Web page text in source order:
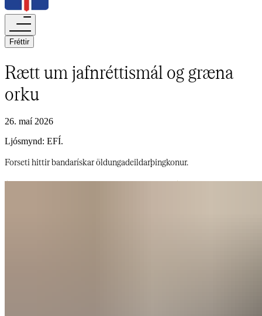
Fréttir​​​​‌ ‍ ​‍​‍‌‍ ‌ ​‍‌‍‍‌‌‍‌ ‌‍‍‌‌‍ ‍​‍​‍​ ‍‍​‍​‍‌ ​ ‌‍​‌‌‍ ‍‌‍‍‌‌ ‌​‌ ‍‌​‍ ‍‌‍‍‌‌‍ ​‍​‍​‍ ​​‍​‍‌‍‍​‌ ​‍‌‍‌‌‌‍‌‍​‍​‍​ ‍‍​‍​‍‌‍‍​‌ ‌​‌ ‌​‌ ​​‌ ​ ​‍ ​‍ ‌‍‌‍‌‍ ‌ ​‍‌ ​ ‌‍‌‌‌ ‌​‌‍‍‌​‍ ‌‌‍‍‌‌ ​ ‌‍ ​‌‍​‌‌‍ ‍‌‍‌​‌ ​ ​‍ ‍‌ ‌‍‌‍‌‌‌ ​‍‌‍​ ‌‍‌‌‌‍ ​​‍ ‍‌‍​‌‌ ​​‌ ​​​‍ ‌ ​ ‌ ‌​‌ ‌‌‌‍‌​‌‍‍‌‌‍ ​‍ ‌‍‍‌‌‍ ‍‌ ‌​‌‍‌‌‌‍ ‍‌ ‌​​‍ ‌‍‌‌‌‍‌​‌‍‍‌‌ ‌​​‍ ‌‍ ‌‌‍ ‌‍‌​‌‍‌‌​ ‌‌ ​​‌ ​‍‌‍‌‌‌ ​ ‌‍‌‌‌‍ ‍‌ ‌​‌‍​‌‌ ‌​‌‍‍‌‌‍ ‌‍ ‍​ ‍ ‌‍‍‌‌‍‌​​ ‌‌‍​‌‌‍‌‍​ ‌‍‌‍‌‌​ ‌‌‌‍​ ​ ​​​ ‌ ​‍ ‌‌‍​ ​ ‌‍‌‍‌‌​ ‍‌​‍ ‌​ ‌​​ ‌‍​ ‍‌​ ​ ​‍ ‌​ ‍‌​ ​ ​ ​​‌‍‌‌​‍ ‌​ ‍‌​ ​‌​ ​​‌‍‌​‌‍‌‌‌‍‌‌​ ‌‍‌‍‌‌​ ​ ‌‍‌‍‌‍​ ​ ‌‍​ ‍ ‌ ‌​‌ ‍‌‌ ​​‌‍‌‌​ ‌‌ ‌​‌‍​‌‌‍‌ ​ ‍ ‌ ​​‌‍​‌‌ ‌​‌‍‍​​ ‌‌ ‌​‌‍‍‌‌ ‌​‌‍ ​‌‍‌‌​ ‌‍​‍‌‍​‌‌ ​ ‌‍‌‌‌‌‌‌‌ ​‍‌‍ ​​ ‌‌‍‍​‌ ‌​‌ ‌​‌ ​​‌ ​ ​‍‌‌​ ​‍‌​‌‍​‍‌‌​ ​‍‌​‌‍‌‍‌‍‌‍ ‌ ​‍‌ ​ ‌‍‌‌‌ ‌​‌‍‍‌​‍ ‌‌‍‍‌‌ ​ ‌‍ ​‌‍​‌‌‍ ‍‌‍‌​‌ ​ ​‍ ‍‌ ‌‍‌‍‌‌‌ ​‍‌‍​ ‌‍‌‌‌‍ ​​‍ ‍‌‍​‌‌ ​​‌ ​​​‍‌‌​ ​‍‌​‌‍‌ ​ ‌ ‌​‌ ‌‌‌‍‌​‌‍‍‌‌‍ ​‍‌‍‌‍‍‌‌‍‌​​ ‌‌‍​‌‌‍‌‍​ ‌‍‌‍‌‌​ ‌‌‌‍​ ​ ​​​ ‌ ​‍ ‌‌‍​ ​ ‌‍‌‍‌‌​ ‍‌​‍ ‌​ ‌​​ ‌‍​ ‍‌​ ​ ​‍ ‌​ ‍‌​ ​ ​ ​​‌‍‌‌​‍ ‌​ ‍‌​ ​‌​ ​​‌‍‌​‌‍‌‌‌‍‌‌​ ‌‍‌‍‌‌​ ​ ‌‍‌‍‌‍​ ​ ‌‍​‍‌‍‌ ‌​‌ ‍‌‌ ​​‌‍‌‌​ ‌‌ ‌​‌‍​‌‌‍‌ ​‍‌‍‌ ​​‌‍​‌‌ ‌​‌‍‍​​ ‌‌ ‌​‌‍‍‌‌ ‌​‌‍ ​‌‍‌‌​‍‌‍‌ ​​‌‍‌‌‌ ​‍‌ ​ ‌ ​​‌‍‌‌‌‍​ ‌ ‌​‌‍‍‌‌ ‌‍‌‍‌‌​ ‌‌ ​​‌ ‌‌‌‍​‍‌‍ ​‌‍‍‌‌ ​ ‌‍‍​‌‍‌‌‌‍‌​​‍​‍‌ ‌
Rætt um jafnréttismál og græna
orku​​​​‌ ‍ ​‍​‍‌‍ ‌ ​‍‌‍‍‌‌‍‌ ‌‍‍‌‌‍ ‍​‍​‍​ ‍‍​‍​‍‌ ​ ‌‍​‌‌‍ ‍‌‍‍‌‌ ‌​‌ ‍‌​‍ ‍‌‍‍‌‌‍ ​‍​‍​‍ ​​‍​‍‌‍‍​‌ ​‍‌‍‌‌‌‍‌‍​‍​‍​ ‍‍​‍​‍‌‍‍​‌ ‌​‌ ‌​‌ ​​‌ ​ ​‍ ​‍ ‌‍‌‍‌‍ ‌ ​‍‌ ​ ‌‍‌‌‌ ‌​‌‍‍‌​‍ ‌‌‍‍‌‌ ​ ‌‍ ​‌‍​‌‌‍ ‍‌‍‌​‌ ​ ​‍ ‍‌ ‌‍‌‍‌‌‌ ​‍‌‍​ ‌‍‌‌‌‍ ​​‍ ‍‌‍​‌‌ ​​‌ ​​​‍ ‌ ​ ‌ ‌​‌ ‌‌‌‍‌​‌‍‍‌‌‍ ​‍ ‌‍‍‌‌‍ ‍‌ ‌​‌‍‌‌‌‍ ‍‌ ‌​​‍ ‌‍‌‌‌‍‌​‌‍‍‌‌ ‌​​‍ ‌‍ ‌‌‍ ‌‍‌​‌‍‌‌​ ‌‌ ​​‌ ​‍‌‍‌‌‌ ​ ‌‍‌‌‌‍ ‍‌ ‌​‌‍​‌‌ ‌​‌‍‍‌‌‍ ‌‍ ‍​ ‍ ‌‍‍‌‌‍‌​​ ‌​ ‍​​ ‍​​ ‌‌‌‍‌‍​ ​ ‌‍​‍‌‍‌​‌‍​‌​‍ ‌​ ​‌​ ​‌​ ‌‍​ ​ ​‍ ‌​ ‌​‌‍‌‌​ ​ ‌‍‌‍​‍ ‌‌‍​‍‌‍​‍​ ​‍‌‍​‌​‍ ‌‌‍​ ​ ​​​ ‍‌​ ​‍‌‍‌​​ ‌ ‌‍​ ‌‍‌​​ ‌‍​ ‌‌​ ​‌‌‍​‍​ ‍ ‌ ‌​‌ ‍‌‌ ​​‌‍‌‌​ ‌‌‍ ‍‌‍‌‌‌ ‌ ‌ ​ ​ ‍ ‌ ​​‌‍​‌‌ ‌​‌‍‍​​ ‌‌ ‌​‌‍‍‌‌ ‌​‌‍ ​‌‍‌‌​ ‌‍​‍‌‍​‌‌ ​ ‌‍‌‌‌‌‌‌‌ ​‍‌‍ ​​ ‌‌‍‍​‌ ‌​‌ ‌​‌ ​​‌ ​ ​‍‌‌​ ​‍‌​‌‍​‍‌‌​ ​‍‌​‌‍‌‍‌‍‌‍ ‌ ​‍‌ ​ ‌‍‌‌‌ ‌​‌‍‍‌​‍ ‌‌‍‍‌‌ ​ ‌‍ ​‌‍​‌‌‍ ‍‌‍‌​‌ ​ ​‍ ‍‌ ‌‍‌‍‌‌‌ ​‍‌‍​ ‌‍‌‌‌‍ ​​‍ ‍‌‍​‌‌ ​​‌ ​​​‍‌‌​ ​‍‌​‌‍‌ ​ ‌ ‌​‌ ‌‌‌‍‌​‌‍‍‌‌‍ ​‍‌‍‌‍‍‌‌‍‌​​ ‌​ ‍​​ ‍​​ ‌‌‌‍‌‍​ ​ ‌‍​‍‌‍‌​‌‍​‌​‍ ‌​ ​‌​ ​‌​ ‌‍​ ​ ​‍ ‌​ ‌​‌‍‌‌​ ​ ‌‍‌‍​‍ ‌‌‍​‍‌‍​‍​ ​‍‌‍​‌​‍ ‌‌‍​ ​ ​​​ ‍‌​ ​‍‌‍‌​​ ‌ ‌‍​ ‌‍‌​​ ‌‍​ ‌‌​ ​‌‌‍​‍​‍‌‍‌ ‌​‌ ‍‌‌ ​​‌‍‌‌​ ‌‌‍ ‍‌‍‌‌‌ ‌ ‌ ​ ​‍‌‍‌ ​​‌‍​‌‌ ‌​‌‍‍​​ ‌‌ ‌​‌‍‍‌‌ ‌​‌‍ ​‌‍‌‌​‍‌‍‌ ​​‌‍‌‌‌ ​‍‌ ​ ‌ ​​‌‍‌‌‌‍​ ‌ ‌​‌‍‍‌‌ ‌‍‌‍‌‌​ ‌‌ ​​‌ ‌‌‌‍​‍‌‍ ​‌‍‍‌‌ ​ ‌‍‍​‌‍‌‌‌‍‌​​‍​‍‌ ‌
26. maí 2026
Ljósmynd: EFÍ.​​​​‌ ‍ ​‍​‍‌‍ ‌ ​‍‌‍‍‌‌‍‌ ‌‍‍‌‌‍ ‍​‍​‍​ ‍‍​‍​‍‌ ​ ‌‍​‌‌‍ ‍‌‍‍‌‌ ‌​‌ ‍‌​‍ ‍‌‍‍‌‌‍ ​‍​‍​‍ ​​‍​‍‌‍‍​‌ ​‍‌‍‌‌‌‍‌‍​‍​‍​ ‍‍​‍​‍‌‍‍​‌ ‌​‌ ‌​‌ ​​‌ ​ ​‍ ​‍ ‌‍‌‍‌‍ ‌ ​‍‌ ​ ‌‍‌‌‌ ‌​‌‍‍‌​‍ ‌‌‍‍‌‌ ​ ‌‍ ​‌‍​‌‌‍ ‍‌‍‌​‌ ​ ​‍ ‍‌ ‌‍‌‍‌‌‌ ​‍‌‍​ ‌‍‌‌‌‍ ​​‍ ‍‌‍​‌‌ ​​‌ ​​​‍ ‌ ​ ‌ ‌​‌ ‌‌‌‍‌​‌‍‍‌‌‍ ​‍ ‌‍‍‌‌‍ ‍‌ ‌​‌‍‌‌‌‍ ‍‌ ‌​​‍ ‌‍‌‌‌‍‌​‌‍‍‌‌ ‌​​‍ ‌‍ ‌‌‍ ‌‍‌​‌‍‌‌​ ‌‌ ​​‌ ​‍‌‍‌‌‌ ​ ‌‍‌‌‌‍ ‍‌ ‌​‌‍​‌‌ ‌​‌‍‍‌‌‍ ‌‍ ‍​ ‍ ‌‍‍‌‌‍‌​​ ‌​ ‍​​ ‍​​ ‌‌‌‍‌‍​ ​ ‌‍​‍‌‍‌​‌‍​‌​‍ ‌​ ​‌​ ​‌​ ‌‍​ ​ ​‍ ‌​ ‌​‌‍‌‌​ ​ ‌‍‌‍​‍ ‌‌‍​‍‌‍​‍​ ​‍‌‍​‌​‍ ‌‌‍​ ​ ​​​ ‍‌​ ​‍‌‍‌​​ ‌ ‌‍​ ‌‍‌​​ ‌‍​ ‌‌​ ​‌‌‍​‍​ ‍ ‌ ‌​‌ ‍‌‌ ​​‌‍‌‌​ ‌‌‍ ‍‌‍‌‌‌ ‌ ‌ ​ ​ ‍ ‌ ​​‌‍​‌‌ ‌​‌‍‍​​ ‌‌‍‍‌‌‍ ‌‌‍​‌‌‍‌ ‌‍‌‌‌​​ ‌ ​‍‌‍‌‌‌‍‌​‌‍‍‌‌ ‌​‌ ​ ​ ‌‍​‍‌‍​‌‌ ​ ‌‍‌‌‌‌‌‌‌ ​‍‌‍ ​​ ‌‌‍‍​‌ ‌​‌ ‌​‌ ​​‌ ​ ​‍‌‌​ ​‍‌​‌‍​‍‌‌​ ​‍‌​‌‍‌‍‌‍‌‍ ‌ ​‍‌ ​ ‌‍‌‌‌ ‌​‌‍‍‌​‍ ‌‌‍‍‌‌ ​ ‌‍ ​‌‍​‌‌‍ ‍‌‍‌​‌ ​ ​‍ ‍‌ ‌‍‌‍‌‌‌ ​‍‌‍​ ‌‍‌‌‌‍ ​​‍ ‍‌‍​‌‌ ​​‌ ​​​‍‌‌​ ​‍‌​‌‍‌ ​ ‌ ‌​‌ ‌‌‌‍‌​‌‍‍‌‌‍ ​‍‌‍‌‍‍‌‌‍‌​​ ‌​ ‍​​ ‍​​ ‌‌‌‍‌‍​ ​ ‌‍​‍‌‍‌​‌‍​‌​‍ ‌​ ​‌​ ​‌​ ‌‍​ ​ ​‍ ‌​ ‌​‌‍‌‌​ ​ ‌‍‌‍​‍ ‌‌‍​‍‌‍​‍​ ​‍‌‍​‌​‍ ‌‌‍​ ​ ​​​ ‍‌​ ​‍‌‍‌​​ ‌ ‌‍​ ‌‍‌​​ ‌‍​ ‌‌​ ​‌‌‍​‍​‍‌‍‌ ‌​‌ ‍‌‌ ​​‌‍‌‌​ ‌‌‍ ‍‌‍‌‌‌ ‌ ‌ ​ ​‍‌‍‌ ​​‌‍​‌‌ ‌​‌‍‍​​ ‌‌‍‍‌‌‍ ‌‌‍​‌‌‍‌ ‌‍‌‌‌​​ ‌ ​‍‌‍‌‌‌‍‌​‌‍‍‌‌ ‌​‌ ​ ​‍‌‍‌ ​​‌‍‌‌‌ ​‍‌ ​ ‌ ​​‌‍‌‌‌‍​ ‌ ‌​‌‍‍‌‌ ‌‍‌‍‌‌​ ‌‌ ​​‌ ‌‌‌‍​‍‌‍ ​‌‍‍‌‌ ​ ‌‍‍​‌‍‌‌‌‍‌​​‍​‍‌ ‌
Forseti hittir bandarískar öldungadeildarþingkonur.​​​​‌ ‍ ​‍​‍‌‍ ‌ ​‍‌‍‍‌‌‍‌ ‌‍‍‌‌‍ ‍​‍​‍​ ‍‍​‍​‍‌ ​ ‌‍​‌‌‍ ‍‌‍‍‌‌ ‌​‌ ‍‌​‍ ‍‌‍‍‌‌‍ ​‍​‍​‍ ​​‍​‍‌‍‍​‌ ​‍‌‍‌‌‌‍‌‍​‍​‍​ ‍‍​‍​‍‌‍‍​‌ ‌​‌ ‌​‌ ​​‌ ​ ​‍ ​‍ ‌‍‌‍‌‍ ‌ ​‍‌ ​ ‌‍‌‌‌ ‌​‌‍‍‌​‍ ‌‌‍‍‌‌ ​ ‌‍ ​‌‍​‌‌‍ ‍‌‍‌​‌ ​ ​‍ ‍‌ ‌‍‌‍‌‌‌ ​‍‌‍​ ‌‍‌‌‌‍ ​​‍ ‍‌‍​‌‌ ​​‌ ​​​‍ ‌ ​ ‌ ‌​‌ ‌‌‌‍‌​‌‍‍‌‌‍ ​‍ ‌‍‍‌‌‍ ‍‌ ‌​‌‍‌‌‌‍ ‍‌ ‌​​‍ ‌‍‌‌‌‍‌​‌‍‍‌‌ ‌​​‍ ‌‍ ‌‌‍ ‌‍‌​‌‍‌‌​ ‌‌ ​​‌ ​‍‌‍‌‌‌ ​ ‌‍‌‌‌‍ ‍‌ ‌​‌‍​‌‌ ‌​‌‍‍‌‌‍ ‌‍ ‍​ ‍ ‌‍‍‌‌‍‌​​ ‌​ ‍​​ ‍​​ ‌‌‌‍‌‍​ ​ ‌‍​‍‌‍‌​‌‍​‌​‍ ‌​ ​‌​ ​‌​ ‌‍​ ​ ​‍ ‌​ ‌​‌‍‌‌​ ​ ‌‍‌‍​‍ ‌‌‍​‍‌‍​‍​ ​‍‌‍​‌​‍ ‌‌‍​ ​ ​​​ ‍‌​ ​‍‌‍‌​​ ‌ ‌‍​ ‌‍‌​​ ‌‍​ ‌‌​ ​‌‌‍​‍​ ‍ ‌ ‌​‌ ‍‌‌ ​​‌‍‌‌​ ‌‌‍ ‍‌‍‌‌‌ ‌ ‌ ​ ​ ‍ ‌ ​​‌‍​‌‌ ‌​‌‍‍​​ ‌‌‍‌​‌‍‌‌‌ ​ ‌‍​ ‌ ​‍‌‍‍‌‌ ​​‌ ‌​‌‍‍‌‌‍ ‌‍ ‍​ ‌‍​‍‌‍​‌‌ ​ ‌‍‌‌‌‌‌‌‌ ​‍‌‍ ​​ ‌‌‍‍​‌ ‌​‌ ‌​‌ ​​‌ ​ ​‍‌‌​ ​‍‌​‌‍​‍‌‌​ ​‍‌​‌‍‌‍‌‍‌‍ ‌ ​‍‌ ​ ‌‍‌‌‌ ‌​‌‍‍‌​‍ ‌‌‍‍‌‌ ​ ‌‍ ​‌‍​‌‌‍ ‍‌‍‌​‌ ​ ​‍ ‍‌ ‌‍‌‍‌‌‌ ​‍‌‍​ ‌‍‌‌‌‍ ​​‍ ‍‌‍​‌‌ ​​‌ ​​​‍‌‌​ ​‍‌​‌‍‌ ​ ‌ ‌​‌ ‌‌‌‍‌​‌‍‍‌‌‍ ​‍‌‍‌‍‍‌‌‍‌​​ ‌​ ‍​​ ‍​​ ‌‌‌‍‌‍​ ​ ‌‍​‍‌‍‌​‌‍​‌​‍ ‌​ ​‌​ ​‌​ ‌‍​ ​ ​‍ ‌​ ‌​‌‍‌‌​ ​ ‌‍‌‍​‍ ‌‌‍​‍‌‍​‍​ ​‍‌‍​‌​‍ ‌‌‍​ ​ ​​​ ‍‌​ ​‍‌‍‌​​ ‌ ‌‍​ ‌‍‌​​ ‌‍​ ‌‌​ ​‌‌‍​‍​‍‌‍‌ ‌​‌ ‍‌‌ ​​‌‍‌‌​ ‌‌‍ ‍‌‍‌‌‌ ‌ ‌ ​ ​‍‌‍‌ ​​‌‍​‌‌ ‌​‌‍‍​​ ‌‌‍‌​‌‍‌‌‌ ​ ‌‍​ ‌ ​‍‌‍‍‌‌ ​​‌ ‌​‌‍‍‌‌‍ ‌‍ ‍​‍‌‍‌ ​​‌‍‌‌‌ ​‍‌ ​ ‌ ​​‌‍‌‌‌‍​ ‌ ‌​‌‍‍‌‌ ‌‍‌‍‌‌​ ‌‌ ​​‌ ‌‌‌‍​‍‌‍ ​‌‍‍‌‌ ​ ‌‍‍​‌‍‌‌‌‍‌​​‍​‍‌ ‌